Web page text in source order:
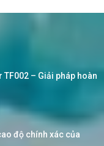
– Giải pháp hoàn
độ chính xác của